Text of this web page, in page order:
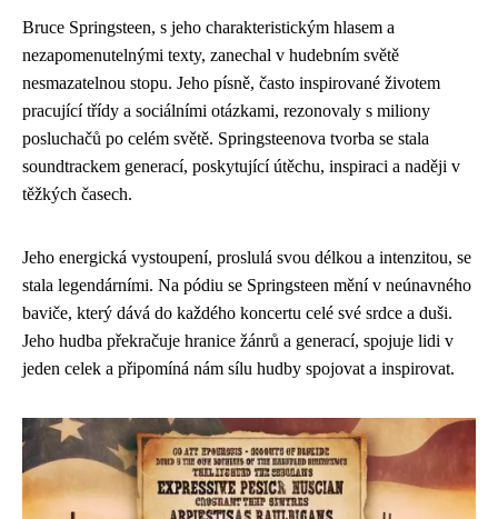
Bruce Springsteen, s jeho charakteristickým hlasem a
nezapomenutelnými texty, zanechal v hudebním světě
nesmazatelnou stopu. Jeho písně, často inspirované životem
pracující třídy a sociálními otázkami, rezonovaly s miliony
posluchačů po celém světě. Springsteenova tvorba se stala
soundtrackem generací, poskytující útěchu, inspiraci a naději v
těžkých časech.
Jeho energická vystoupení, proslulá svou délkou a intenzitou, se
stala legendárními. Na pódiu se Springsteen mění v neúnavného
baviče, který dává do každého koncertu celé své srdce a duši.
Jeho hudba překračuje hranice žánrů a generací, spojuje lidi v
jeden celek a připomíná nám sílu hudby spojovat a inspirovat.